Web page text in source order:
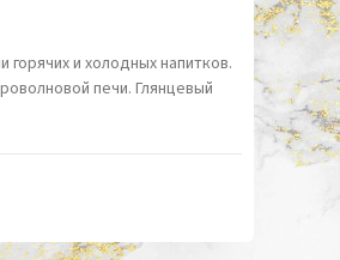
и холодных напитков.
печи.Глянцевый